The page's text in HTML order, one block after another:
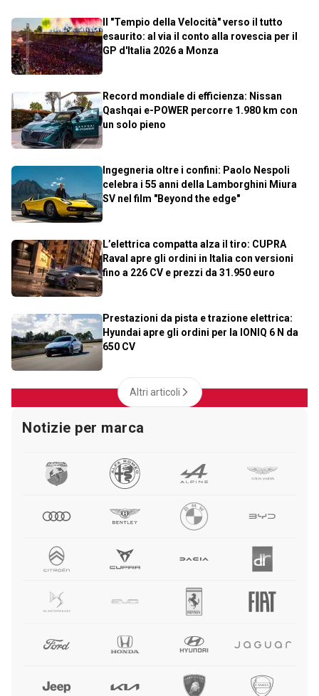
Il "Tempio della Velocità" verso il tutto
esaurito: al via il conto alla rovescia per il
GP d'Italia 2026 a Monza
Record mondiale di efficienza: Nissan
Qashqai e-POWER percorre 1.980 km con
un solo pieno
Ingegneria oltre i confini: Paolo Nespoli
celebra i 55 anni della Lamborghini Miura
SV nel film "Beyond the edge"
L’elettrica compatta alza il tiro: CUPRA
Raval apre gli ordini in Italia con versioni
fino a 226 CV e prezzi da 31.950 euro
Prestazioni da pista e trazione elettrica:
Hyundai apre gli ordini per la IONIQ 6 N da
650 CV
Altri articoli
Notizie per marca